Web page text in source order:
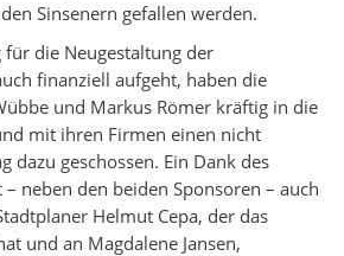
Sinsenern gefallen werden.
für die Neugestaltung der
finanziell aufgeht, haben die
und Markus Römer kräftig in die
mit ihren Firmen einen nicht
dazu geschossen. Ein Dank des
neben den beiden Sponsoren – auch
Helmut Cepa, der das
und an Magdalene Jansen,